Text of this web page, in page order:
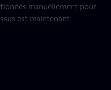
manuellement pour
est maintenant